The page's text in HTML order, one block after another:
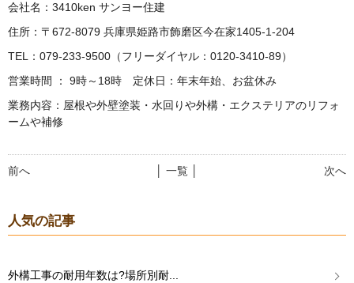
会社名：3410ken サンヨー住建
住所：〒672-8079 兵庫県姫路市飾磨区今在家1405-1-204
TEL：079-233-9500（フリーダイヤル：0120-3410-89）
営業時間 ： 9時～18時 定休日：年末年始、お盆休み
業務内容：屋根や外壁塗装・水回りや外構・エクステリアのリフォ
ームや補修
前へ 次へ
│ 一覧 │
人気の記事
外構工事の耐用年数は?場所別耐...